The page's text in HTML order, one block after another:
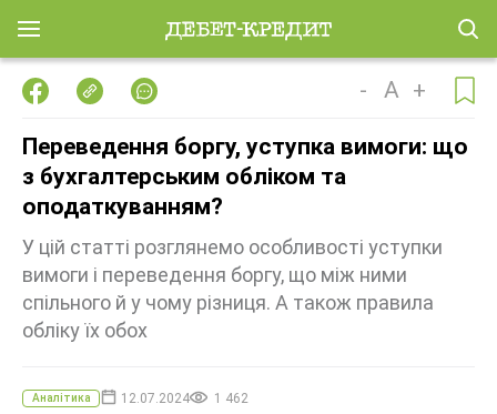
- A +
Переведення боргу, уступка вимоги: що
з бухгалтерським обліком та
оподаткуванням?
У цій статті розглянемо особливості уступки
вимоги і переведення боргу, що між ними
спільного й у чому різниця. А також правила
обліку їх обох
Аналітика 12.07.2024 1 462